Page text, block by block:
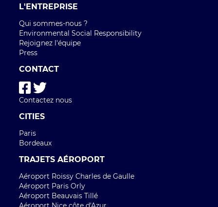
L'ENTREPRISE
Qui sommes-nous ?
Environmental Social Responsibility
Rejoignez l'équipe
Press
CONTACT
Contactez nous
CITIES
Paris
Bordeaux
TRAJETS AÉROPORT
Aéroport Roissy Charles de Gaulle
Aéroport Paris Orly
Aéroport Beauvais Tillé